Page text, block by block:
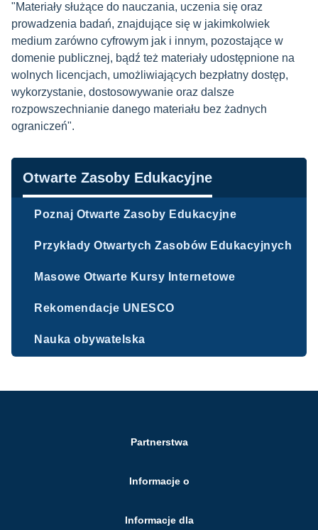
"Materiały służące do nauczania, uczenia się oraz
prowadzenia badań, znajdujące się w jakimkolwiek
medium zarówno cyfrowym jak i innym, pozostające w
domenie publicznej, bądź też materiały udostępnione na
wolnych licencjach, umożliwiających bezpłatny dostęp,
wykorzystanie, dostosowywanie oraz dalsze
rozpowszechnianie danego materiału bez żadnych
ograniczeń".
Nawigacja
Otwarte Zasoby Edukacyjne
Poznaj Otwarte Zasoby Edukacyjne
Przykłady Otwartych Zasobów Edukacyjnych
Masowe Otwarte Kursy Internetowe
Rekomendacje UNESCO
Nauka obywatelska
Partnerstwa
Informacje o
Informacje dla